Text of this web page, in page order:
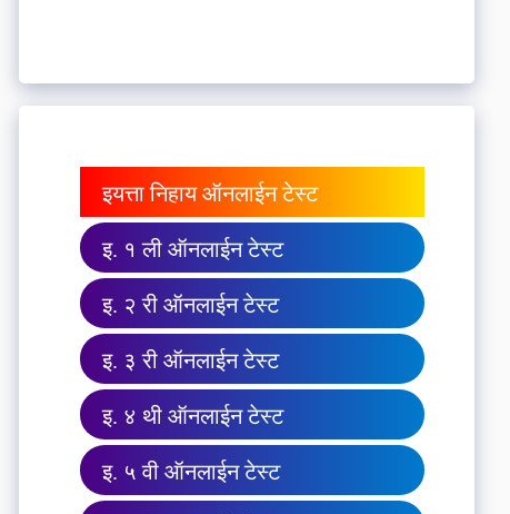
इयत्ता निहाय ऑनलाईन टेस्ट
इ. १ ली ऑनलाईन टेस्ट
इ. २ री ऑनलाईन टेस्ट
इ. ३ री ऑनलाईन टेस्ट
इ. ४ थी ऑनलाईन टेस्ट
इ. ५ वी ऑनलाईन टेस्ट